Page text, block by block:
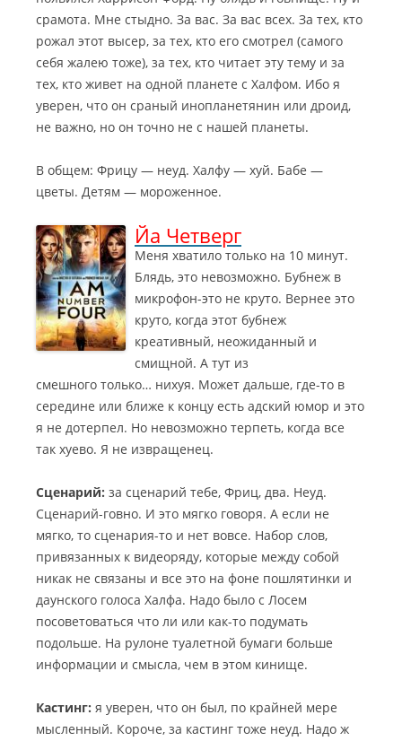
срамота. Мне стыдно. За вас. За вас всех. За тех, кто
рожал этот высер, за тех, кто его смотрел (самого
себя жалею тоже), за тех, кто читает эту тему и за
тех, кто живет на одной планете с Халфом. Ибо я
уверен, что он сраный инопланетянин или дроид,
не важно, но он точно не с нашей планеты.
В общем: Фрицу — неуд. Халфу — хуй. Бабе —
цветы. Детям — мороженное.
Йа Четверг
Меня хватило только на 10 минут.
Блядь, это невозможно. Бубнеж в
микрофон-это не круто. Вернее это
круто, когда этот бубнеж
креативный, неожиданный и
смищной. А тут из
смешного только… нихуя. Может дальше, где-то в
середине или ближе к концу есть адский юмор и это
я не дотерпел. Но невозможно терпеть, когда все
так хуево. Я не извращенец.
Сценарий: за сценарий тебе, Фриц, два. Неуд.
Сценарий-говно. И это мягко говоря. А если не
мягко, то сценария-то и нет вовсе. Набор слов,
привязанных к видеоряду, которые между собой
никак не связаны и все это на фоне пошлятинки и
даунского голоса Халфа. Надо было с Лосем
посоветоваться что ли или как-то подумать
подольше. На рулоне туалетной бумаги больше
информации и смысла, чем в этом кинище.
Кастинг: я уверен, что он был, по крайней мере
мысленный. Короче, за кастинг тоже неуд. Надо ж